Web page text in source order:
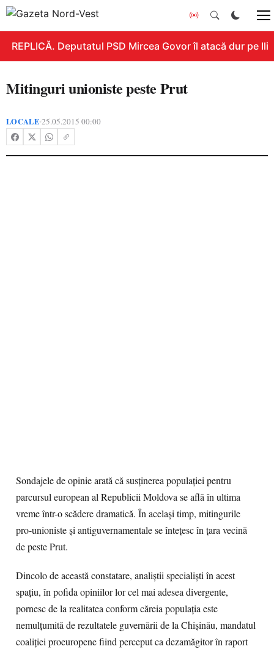
REPLICĂ. Deputatul PSD Mircea Govor îl atacă dur pe
Mitinguri unioniste peste Prut
LOCALE•25.05.2015 00:00
Sondajele de opinie arată că susţinerea populaţiei pentru
parcursul european al Republicii Moldova se află în ultima
vreme într-o scădere dramatică. În acelaşi timp, mitingurile
pro-unioniste şi antiguvernamentale se înteţesc în ţara vecină
de peste Prut.
Dincolo de această constatare, analiştii specialişti în acest
spaţiu, în pofida opiniilor lor cel mai adesea divergente,
pornesc de la realitatea conform căreia populaţia este
nemulţumită de rezultatele guvernării de la Chişinău, mandatul
coaliţiei proeuropene fiind perceput ca dezamăgitor în raport